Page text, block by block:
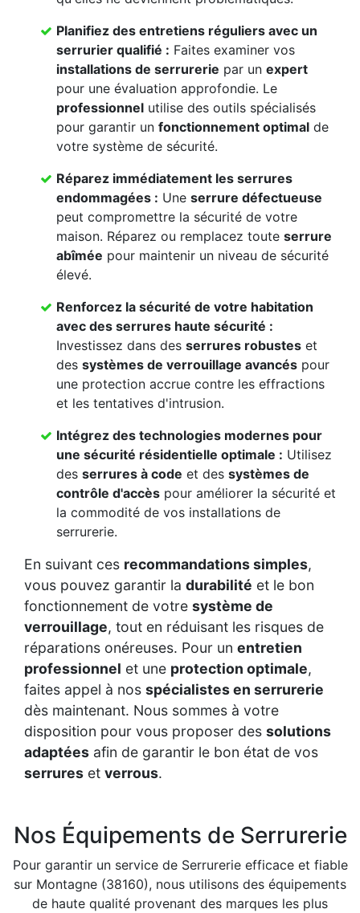
Planifiez des entretiens réguliers avec un
serrurier qualifié : Faites examiner vos
installations de serrurerie par un expert
pour une évaluation approfondie. Le
professionnel utilise des outils spécialisés
pour garantir un fonctionnement optimal de
votre système de sécurité.
Réparez immédiatement les serrures
endommagées : Une serrure défectueuse
peut compromettre la sécurité de votre
maison. Réparez ou remplacez toute serrure
abîmée pour maintenir un niveau de sécurité
élevé.
Renforcez la sécurité de votre habitation
avec des serrures haute sécurité :
Investissez dans des serrures robustes et
des systèmes de verrouillage avancés pour
une protection accrue contre les effractions
et les tentatives d'intrusion.
Intégrez des technologies modernes pour
une sécurité résidentielle optimale : Utilisez
des serrures à code et des systèmes de
contrôle d'accès pour améliorer la sécurité et
la commodité de vos installations de
serrurerie.
En suivant ces recommandations simples,
vous pouvez garantir la durabilité et le bon
fonctionnement de votre système de
verrouillage, tout en réduisant les risques de
réparations onéreuses. Pour un entretien
professionnel et une protection optimale,
faites appel à nos spécialistes en serrurerie
dès maintenant. Nous sommes à votre
disposition pour vous proposer des solutions
adaptées afin de garantir le bon état de vos
serrures et verrous.
Nos Équipements de Serrurerie
Pour garantir un service de Serrurerie efficace et fiable
sur Montagne (38160), nous utilisons des équipements
de haute qualité provenant des marques les plus